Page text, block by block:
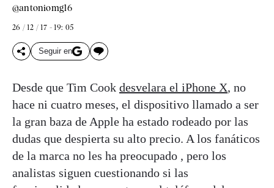
@antoniomg16
26 / 12 / 17 - 19: 05
Seguir en
Desde que Tim Cook desvelara el iPhone X, no
hace ni cuatro meses, el dispositivo llamado a ser
la gran baza de Apple ha estado rodeado por las
dudas que despierta su alto precio. A los fanáticos
de la marca no les ha preocupado , pero los
analistas siguen cuestionando si las